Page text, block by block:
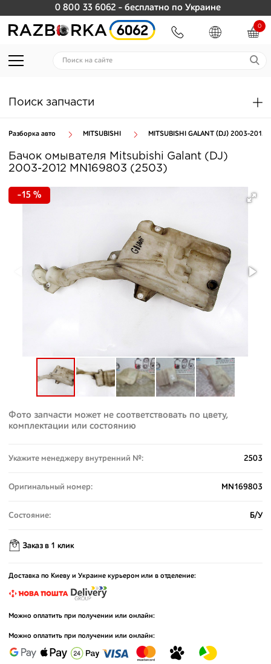
0 800 33 6062 - бесплатно по Украине
0
Поиск запчасти
Разборка авто MITSUBISHI MITSUBISHI GALANT (DJ) 2003-2012
Бачок омывателя Mitsubishi Galant (DJ)
2003-2012 MN169803 (2503)
-15 %
Фото запчасти может не соответствовать по цвету,
комплектации или состоянию
Укажите менеджеру внутренний №: 2503
Оригинальный номер: MN169803
Состояние: Б/У
Заказ в 1 клик
Доставка по Киеву и Украине курьером или в отделение:
Можно оплатить при получении или онлайн:
Можно оплатить при получении или онлайн: